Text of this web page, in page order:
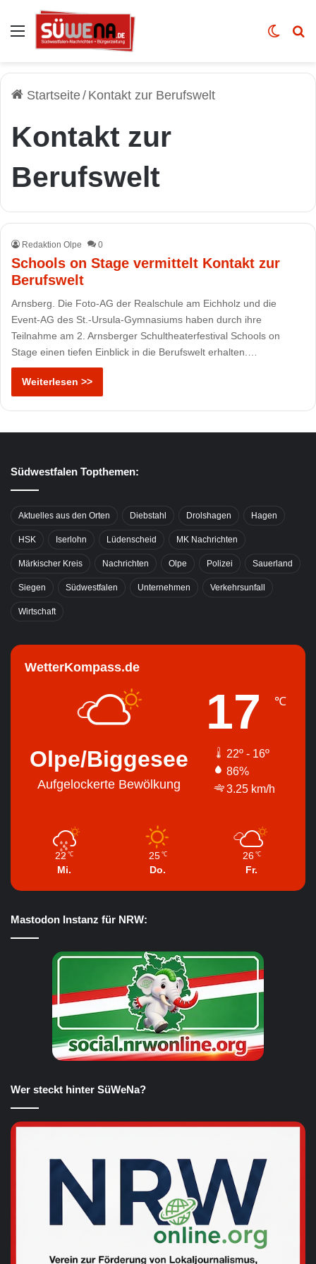
Auswahl Skin
Startseite/ Kontakt zur Berufswelt
Kontakt zur
Berufswelt
Redaktion Olpe 0
Schools on Stage vermittelt Kontakt zur
Berufswelt
Arnsberg. Die Foto-AG der Realschule am Eichholz und die
Event-AG des St.-Ursula-Gymnasiums haben durch ihre
Teilnahme am 2. Arnsberger Schultheaterfestival Schools on
Stage einen tiefen Einblick in die Berufswelt erhalten.…
Weiterlesen >>
Südwestfalen Topthemen:
Aktuelles aus den Orten Diebstahl Drolshagen Hagen
HSK Iserlohn Lüdenscheid MK Nachrichten
Märkischer Kreis Nachrichten Olpe Polizei Sauerland
Siegen Südwestfalen Unternehmen Verkehrsunfall
Wirtschaft
WetterKompass.de
Olpe/Biggesee
Aufgelockerte Bewölkung
17 ℃
22º - 16º
86%
3.25 km/h
22 ℃
Mi.
25 ℃
Do.
26 ℃
Fr.
Mastodon Instanz für NRW:
Wer steckt hinter SüWeNa?